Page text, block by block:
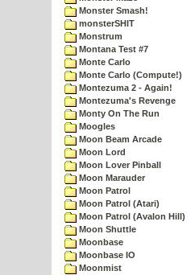
Monster Smash!
monsterSHIT
Monstrum
Montana Test #7
Monte Carlo
Monte Carlo (Compute!)
Montezuma 2 - Again!
Montezuma's Revenge
Monty On The Run
Moogles
Moon Beam Arcade
Moon Lord
Moon Lover Pinball
Moon Marauder
Moon Patrol
Moon Patrol (Atari)
Moon Patrol (Avalon Hill)
Moon Shuttle
Moonbase
Moonbase IO
Moonmist